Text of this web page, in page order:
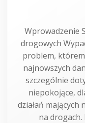
Wprowadzenie
drogowych
problem,
najnowszych
szczególnie
niepokojące,
działań
na drogach.